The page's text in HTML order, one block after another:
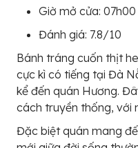
Giờ mở cửa: 07h00
Đánh giá: 7.8/10
Bánh tráng cuốn thịt
cực kì có tiếng tại Đà
kể đến quán Hương.
cách truyền thống, với
Đặc biệt quán mang